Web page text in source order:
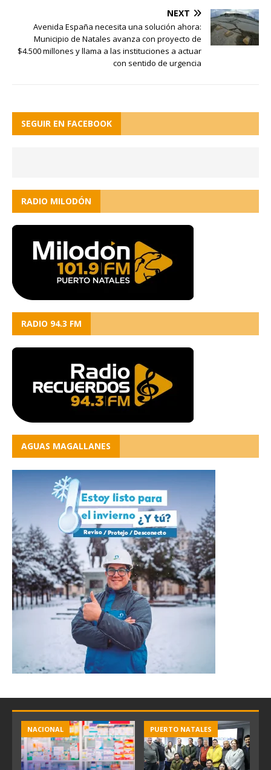
NEXT
Avenida España necesita una solución ahora:
Municipio de Natales avanza con proyecto de
$4.500 millones y llama a las instituciones a actuar
con sentido de urgencia
SEGUIR EN FACEBOOK
RADIO MILODÓN
RADIO 94.3 FM
AGUAS MAGALLANES
NACIONAL PUERTO NATALES